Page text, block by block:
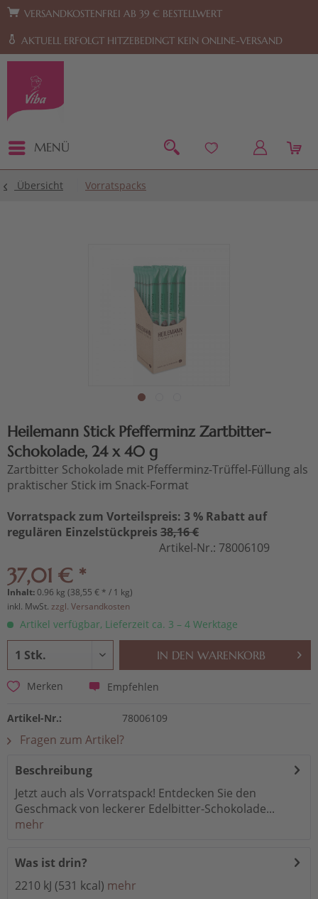
Zur Hauptnavigation springen Zum Footer springen
VERSANDKOSTENFREI AB 39 € BESTELLWERT
AKTUELL ERFOLGT HITZEBEDINGT KEIN ONLINE-VERSAND
MENÜ
Übersicht Vorratspacks
Heilemann Stick Pfefferminz Zartbitter-
Schokolade, 24 x 40 g
Zartbitter Schokolade mit Pfefferminz-Trüffel-Füllung als
praktischer Stick im Snack-Format
Vorratspack zum Vorteilspreis: 3 % Rabatt auf
regulären Einzelstückpreis 38,16 €
Artikel-Nr.: 78006109
37,01 € *
Inhalt:0.96 kg (38,55 € * / 1 kg)
inkl. MwSt. zzgl. Versandkosten
Artikel verfügbar, Lieferzeit ca. 3 – 4 Werktage
IN DEN WARENKORB
Merken Empfehlen
Artikel-Nr.: 78006109
Fragen zum Artikel?
Beschreibung
Jetzt auch als Vorratspack! Entdecken Sie den
Geschmack von leckerer Edelbitter-Schokolade...
mehr
Was ist drin?
2210 kJ (531 kcal) mehr